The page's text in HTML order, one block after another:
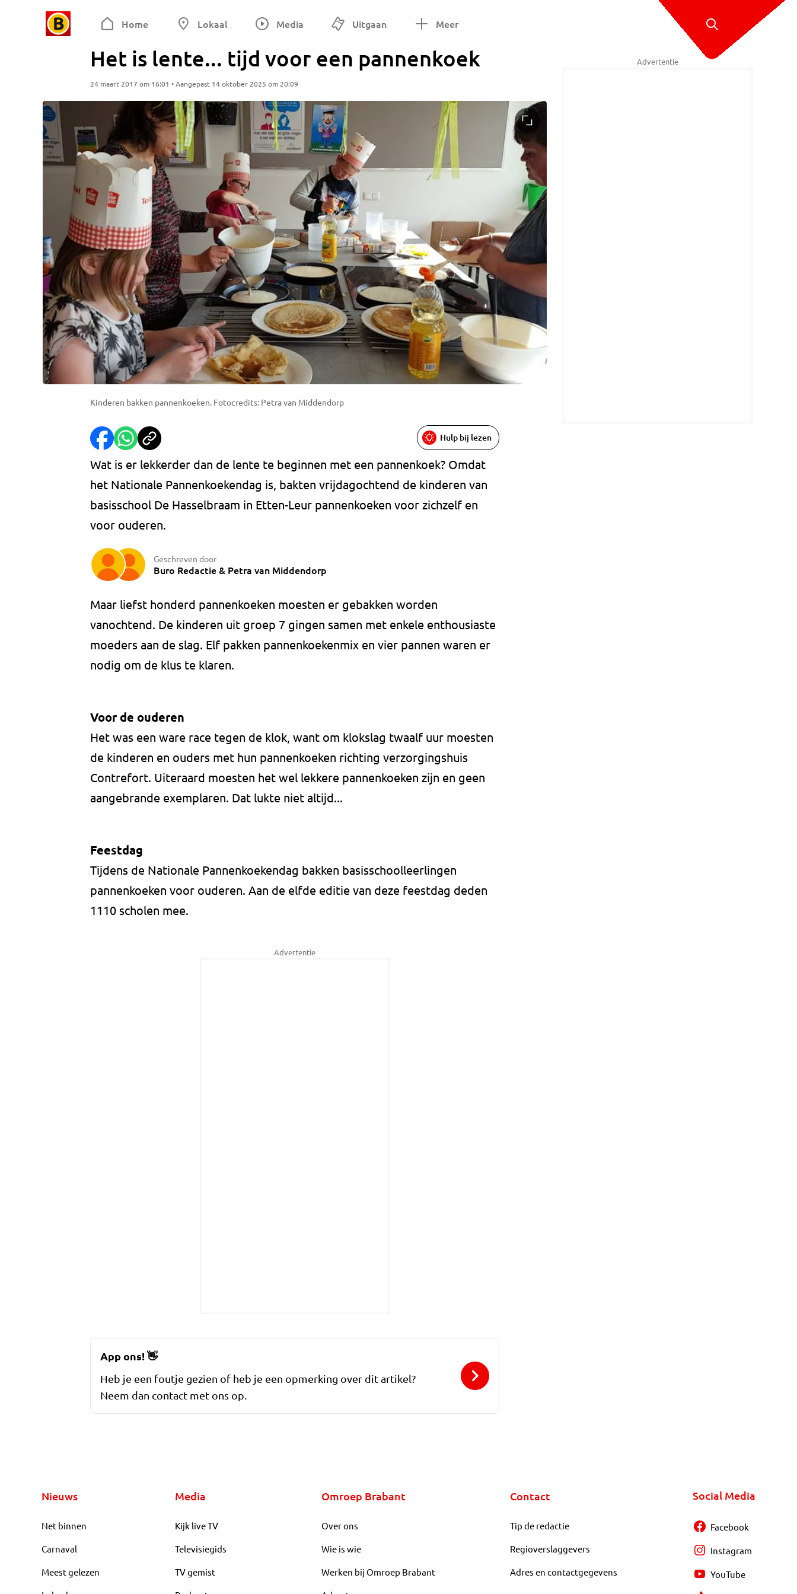
Home Lokaal Media Uitgaan Meer
Het is lente... tijd voor een pannenkoek
24 maart 2017 om 16:01 • Aangepast 14 oktober 2025 om 20:09
Kinderen bakken pannenkoeken. Fotocredits: Petra van Middendorp
Hulp bij lezen
Wat is er lekkerder dan de lente te beginnen met een pannenkoek? Omdat
het Nationale Pannenkoekendag is, bakten vrijdagochtend de kinderen van
basisschool De Hasselbraam in Etten-Leur pannenkoeken voor zichzelf en
voor ouderen.
Geschreven door
Buro Redactie& Petra van Middendorp
Maar liefst honderd pannenkoeken moesten er gebakken worden
vanochtend. De kinderen uit groep 7 gingen samen met enkele enthousiaste
moeders aan de slag. Elf pakken pannenkoekenmix en vier pannen waren er
nodig om de klus te klaren.
Voor de ouderen
Het was een ware race tegen de klok, want om klokslag twaalf uur moesten
de kinderen en ouders met hun pannenkoeken richting verzorgingshuis
Contrefort. Uiteraard moesten het wel lekkere pannenkoeken zijn en geen
aangebrande exemplaren. Dat lukte niet altijd...
Feestdag
Tijdens de Nationale Pannenkoekendag bakken basisschoolleerlingen
pannenkoeken voor ouderen. Aan de elfde editie van deze feestdag deden
1110 scholen mee.
Advertentie
Advertentie
App ons!👋
Heb je een foutje gezien of heb je een opmerking over dit artikel?
Neem dan contact met ons op.
Nieuws
Net binnen
Carnaval
Meest gelezen
Media
Kijk live TV
Televisiegids
TV gemist
Omroep Brabant
Over ons
Wie is wie
Werken bij Omroep Brabant
Contact
Tip de redactie
Regioverslaggevers
Adres en contactgegevens
Social Media
Facebook
Instagram
YouTube